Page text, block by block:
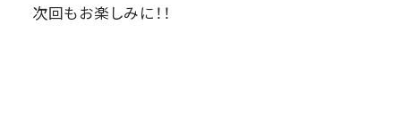
次回もお楽しみに！！